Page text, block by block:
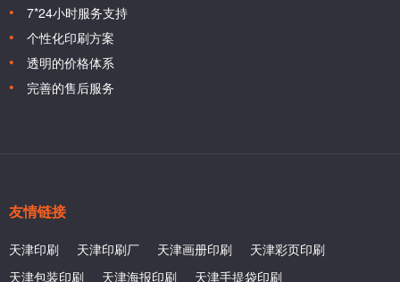
7*24小时服务支持
个性化印刷方案
透明的价格体系
完善的售后服务
友情链接
天津印刷 天津印刷厂 天津画册印刷
天津彩页印刷
天津包装印刷
天津海报印刷 天津手提袋印刷